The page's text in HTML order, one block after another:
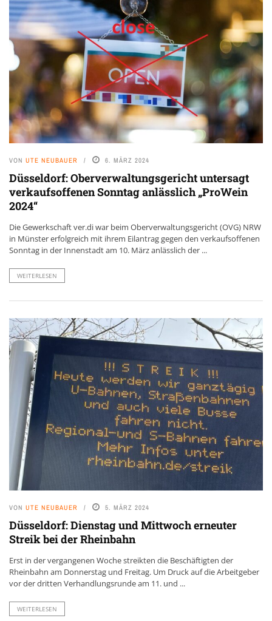
VON UTE NEUBAUER 6. MÄRZ 2024
Düsseldorf: Oberverwaltungsgericht untersagt
verkaufsoffenen Sonntag anlässlich „ProWein
2024“
Die Gewerkschaft ver.di war beim Oberverwaltungsgericht (OVG) NRW
in Münster erfolgreich mit ihrem Eilantrag gegen den verkaufsoffenen
Sonntag in der Innenstadt am 10. März anlässlich der ...
WEITERLESEN
VON UTE NEUBAUER 5. MÄRZ 2024
Düsseldorf: Dienstag und Mittwoch erneuter
Streik bei der Rheinbahn
Erst in der vergangenen Woche streikten die Beschäftigten der
Rheinbahn am Donnerstag und Freitag. Um Druck auf die Arbeitgeber
vor der dritten Verhandlungsrunde am 11. und ...
WEITERLESEN